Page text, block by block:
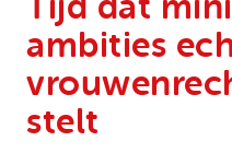
ambities
stelt
Noodfonds voor
Onze successen
Jaarverslag
Veelgestelde vragen
Contact